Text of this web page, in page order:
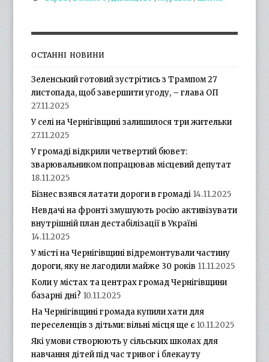
ОСТАННІ НОВИНИ
Зеленський готовий зустрітись з Трампом 27
листопада, щоб завершити угоду, – глава ОП
27.11.2025
У селі на Чернігівщині залишилося три жительки
27.11.2025
У громаді відкрили четвертий бювет:
зварювальником попрацював місцевий депутат
18.11.2025
Бізнес взявся латати дороги в громаді 14.11.2025
Невдачі на фронті змушують росію активізувати
внутрішній план дестабілізації в Україні
14.11.2025
У місті на Чернігівщині відремонтували частину
дороги, яку не лагодили майже 30 років 11.11.2025
Коли у містах та центрах громад Чернігівщини
базарні дні? 10.11.2025
На Чернігівщині громада купили хати для
переселенців з дітьми: вільні місця ще є 10.11.2025
Які умови створюють у сільських школах для
навчання дітей під час тривог і блекауту